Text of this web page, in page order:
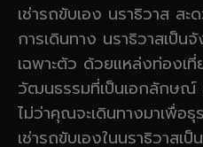
เช่ารถขับเอง นราธิวาส ส
การเดินทาง นราธิวาสเป็น
เฉพาะตัว ด้วยแหล่งท่องเ
วัฒนธรรมที่เป็นเอกลักษณ์
ไม่ว่าคุณจะเดินทางมาเพื่อ
เช่ารถขับเองในนราธิวาส